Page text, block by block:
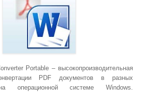
Portable – высокопроизводительная
PDF документов в разных
операционной системе Windows.